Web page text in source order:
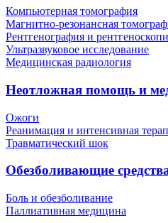
Компьютерная томография
Магнитно-резонансная
Рентгенография и
Ультразвуковое исследование
Медицинская радиология
Неотложная помощь и
Ожоги
Реанимация и интенсивная
Травматический шок
Обезболивающие
Боль и обезболивание
Паллиативная медицина